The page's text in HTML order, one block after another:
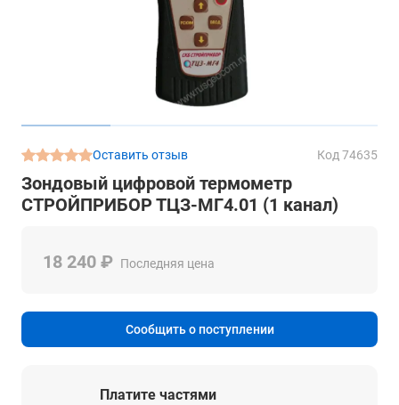
Оставить отзыв Код 74635
Зондовый цифровой термометр
СТРОЙПРИБОР ТЦЗ-МГ4.01 (1 канал)
18 240 ₽ Последняя цена
Сообщить о поступлении
Платите частями